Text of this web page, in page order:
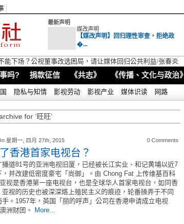
最新声明
媒改声明
【媒改声明】回归理性审查，拒绝政
�...
能下场？公视董事改选困局，请让媒体回归公共利益/张春炎
吗? 捐款征信 《共志》 《传播、文化与政治》
隐私与知情 影视劳动 影视产业 媒体识读 网路
for ‘旺旺’
星期一, 四月 27th, 2015 0 Comments
香港首家电视台？
播道81号的亚洲电视旧厦，已经被长江实业、和记黄埔以近7
，并改建低密度豪宅「尚御」。由 Chong Fat 上传维基百科
视是香港第一座电视台，也是全球华人首家电视台，如同香
亚视的历史也被深深烙上殖民主义的痕迹，轮番操弄于不同
手。1957年，英国「丽的呼声」公司在香港申请成立电视
洲财团。
More...